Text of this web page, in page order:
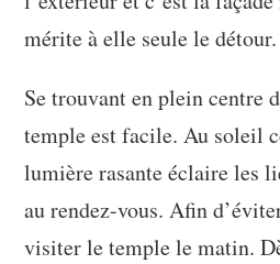
mérite à elle seule le détour.
Se trouvant en plein centre
temple est facile. Au soleil
lumière rasante éclaire les
au rendez-vous. Afin
visiter le temple le matin.